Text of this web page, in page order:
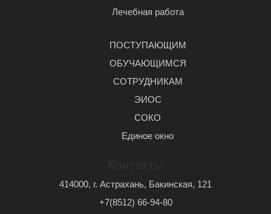
Лечебная работа
ПОСТУПАЮЩИМ
ОБУЧАЮЩИМСЯ
СОТРУДНИКАМ
ЭИОС
СОКО
Единое окно
414000, г. Астрахань, Бакинская, 121
+7(8512) 66-94-80